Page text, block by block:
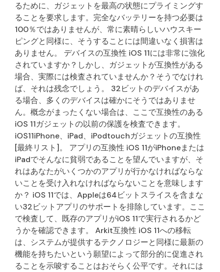
るために、ガジェットを最高の状態にプライミングす
ることを要求します。完全なバッテリーを持つ必要は
100％ではありませんが、常に素晴らしいハウスキー
ピングと同様に、そうすることには間違いなく損害は
ありません。 デバイスの互換性 iOS 11には非常に強化
されていますか？しかし、ガジェットが互換性がある
場合、実際には検査されていませんか？そうでなけれ
ば、それは残念でしょう。 32ビットのデバイスがあ
る場合、多くのデバイスは確かにそうではありませ
ん。概念がまったくない場合は、ここで互換性のある
iOS 11ガジェットの以前の保護を検査できます。
iOS11iPhone、iPad、iPodtouchガジェットの互換性
[最終リスト]。 アプリの互換性 iOS 11がiPhoneまたは
iPadでそんなに貧弱であることを望んでいますが、そ
れはあなたがいくつかのアプリが行かなければならな
いことを受け入れなければならないことを意味します
か？ iOS 11では、Appleは64ビットスライスを含まな
い32ビットアプリのサポートを排除しています。ここ
で検査して、既存のアプリがiOS 11で実行されるかど
うかを確認できます。 Arkit互換性 iOS 11への移転
は、システムが提供するテクノロジーと同様に最新の
機能を持ちたいという願望によって部分的に促進され
ることを示唆することはおそらく公平です。それには